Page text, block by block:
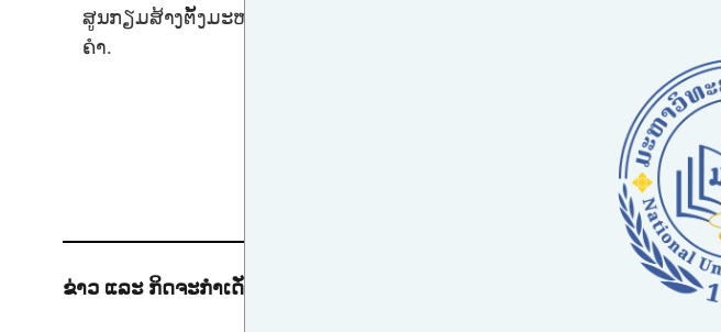
ສູນກຽມສ້າງຕັ້ງມະຫາວິທະຍາໄລກະສິກຳ-ປ່າໄມ້ເວີນ
ຄຳ.
ຂ່າວ ແລະ ກິດຈະກຳເດັ່ນ